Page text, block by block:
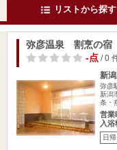
リストから探す
弥彦温泉 割烹の
-点/ 0
新
弥彦
新潟
条・
営業
入浴
日帰